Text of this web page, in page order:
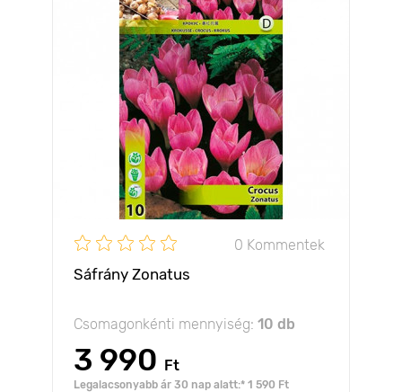
0 Kommentek
Sáfrány Zonatus
Csomagonkénti mennyiség: 10 db
3 990 Ft
Legalacsonyabb ár 30 nap alatt:* 1 590 Ft